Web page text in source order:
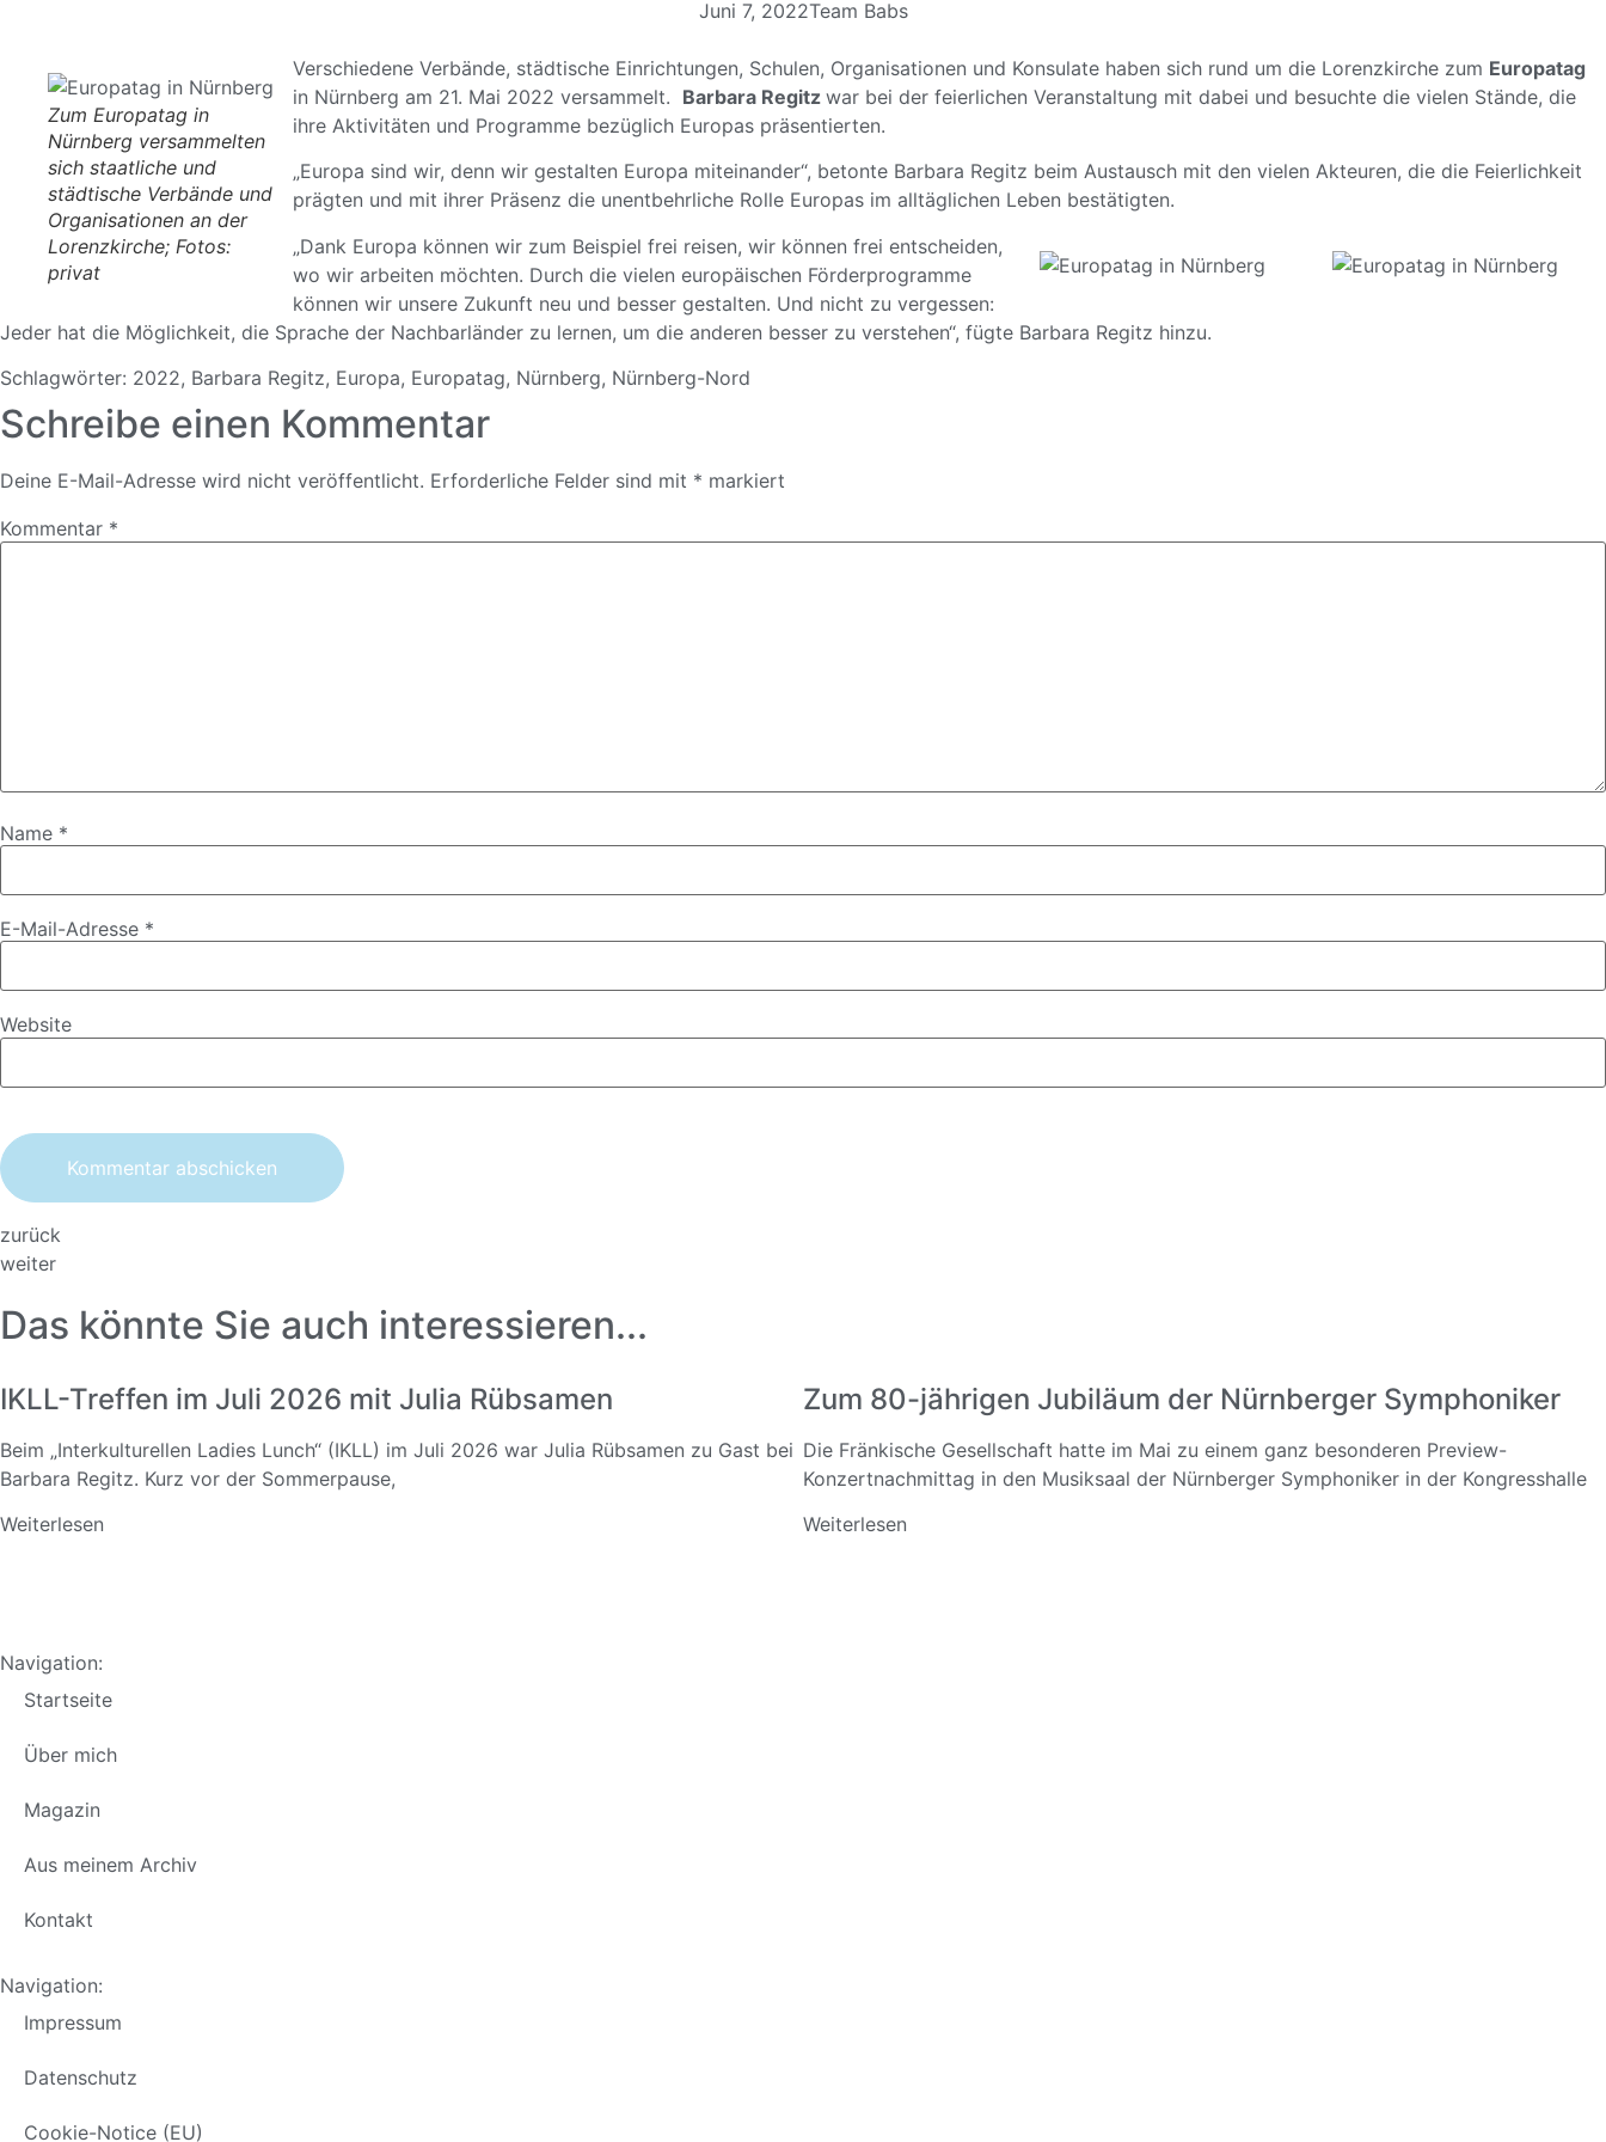
Juni 7, 2022Team Babs
Zum Europatag in
Nürnberg versammelten
sich staatliche und
städtische Verbände und
Organisationen an der
Lorenzkirche; Fotos:
privat
Verschiedene Verbände, städtische Einrichtungen, Schulen, Organisationen und Konsulate haben sich rund um die Lorenzkirche zum Europatag
in Nürnberg am 21. Mai 2022 versammelt. Barbara Regitz war bei der feierlichen Veranstaltung mit dabei und besuchte die vielen Stände, die
ihre Aktivitäten und Programme bezüglich Europas präsentierten.
„Europa sind wir, denn wir gestalten Europa miteinander“, betonte Barbara Regitz beim Austausch mit den vielen Akteuren, die die Feierlichkeit
prägten und mit ihrer Präsenz die unentbehrliche Rolle Europas im alltäglichen Leben bestätigten.
„Dank Europa können wir zum Beispiel frei reisen, wir können frei entscheiden,
wo wir arbeiten möchten. Durch die vielen europäischen Förderprogramme
können wir unsere Zukunft neu und besser gestalten. Und nicht zu vergessen:
Jeder hat die Möglichkeit, die Sprache der Nachbarländer zu lernen, um die anderen besser zu verstehen“, fügte Barbara Regitz hinzu.
Schlagwörter: 2022, Barbara Regitz, Europa, Europatag, Nürnberg, Nürnberg-Nord
Schreibe einen Kommentar
Deine E-Mail-Adresse wird nicht veröffentlicht. Erforderliche Felder sind mit * markiert
Kommentar *
Name *
E-Mail-Adresse *
Website
zurück
weiter
Das könnte Sie auch interessieren...
IKLL-Treffen im Juli 2026 mit Julia Rübsamen
Beim „Interkulturellen Ladies Lunch“ (IKLL) im Juli 2026 war Julia Rübsamen zu Gast bei
Barbara Regitz. Kurz vor der Sommerpause,
Weiterlesen
Zum 80-jährigen Jubiläum der Nürnberger Symphoniker
Die Fränkische Gesellschaft hatte im Mai zu einem ganz besonderen Preview-
Konzertnachmittag in den Musiksaal der Nürnberger Symphoniker in der Kongresshalle
Weiterlesen
Navigation:
Startseite
Über mich
Magazin
Aus meinem Archiv
Kontakt
Navigation:
Impressum
Datenschutz
Cookie-Notice (EU)